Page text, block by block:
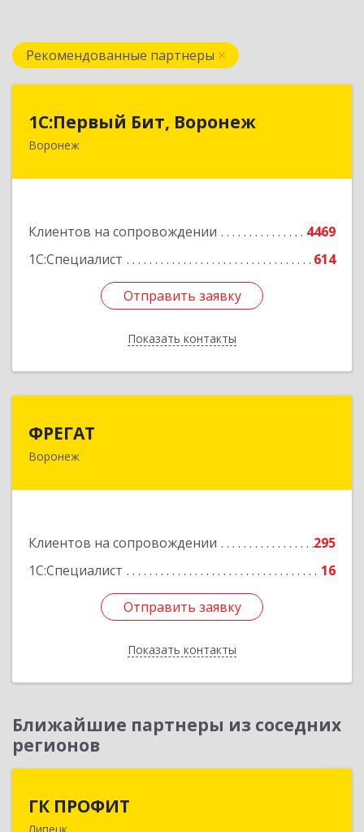
Рекомендованные партнеры
1С:Первый Бит, Воронеж
Воронеж
Клиентов на сопровождении
4469
1С:Специалист
614
Отправить заявку
Показать контакты
1С:Первый Бит, Воронеж
394006, Воронежская обл, Воронеж г, 20-летия
Отправить заявку
Назад
ФРЕГАТ
Воронеж
Клиентов на сопровождении
295
1С:Специалист
16
Отправить заявку
Показать контакты
Отправить заявку
Назад
Ближайшие партнеры из соседних
регионов
ГК ПРОФИТ
Липецк